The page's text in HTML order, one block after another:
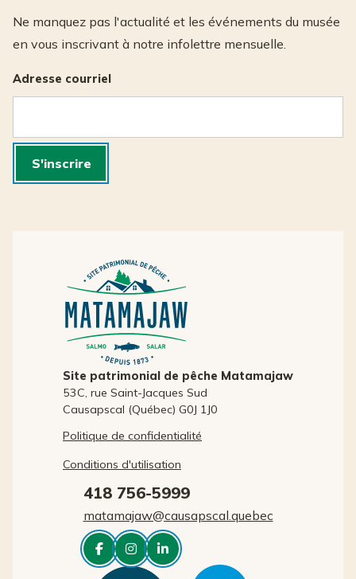
Ne manquez pas l'actualité et les événements du musée
en vous inscrivant à notre infolettre mensuelle.
Adresse courriel
S'inscrire
Site patrimonial de pêche Matamajaw
53C, rue Saint-Jacques Sud
Causapscal (Québec) G0J 1J0
Politique de confidentialité
Conditions d'utilisation
418 756-5999
matamajaw@causapscal.quebec
  